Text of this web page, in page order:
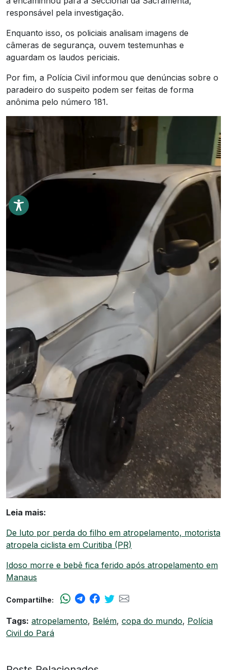
responsável pela investigação.
Enquanto isso, os policiais analisam imagens de
câmeras de segurança, ouvem testemunhas e
aguardam os laudos periciais.
Por fim, a Polícia Civil informou que denúncias sobre o
paradeiro do suspeito podem ser feitas de forma
anônima pelo número 181.
Leia mais:
De luto por perda do filho em atropelamento, motorista
atropela ciclista em Curitiba (PR)
Idoso morre e bebê fica ferido após atropelamento em
Manaus
Compartilhe:
Tags: atropelamento, Belém, copa do mundo, Polícia
Civil do Pará